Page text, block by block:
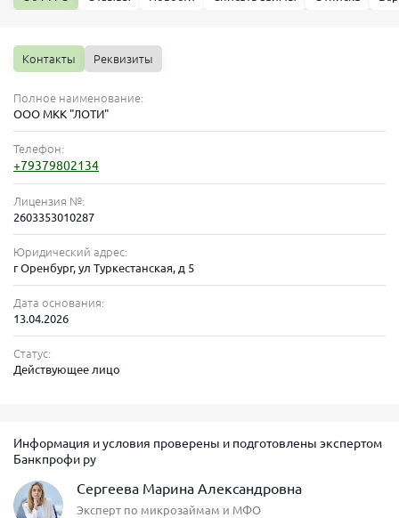
Контакты Реквизиты
Полное наименование:
ООО МКК "ЛОТИ"
Телефон:
+79379802134
Лицензия №:
2603353010287
Юридический адрес:
г Оренбург, ул Туркестанская, д 5
Дата основания:
13.04.2026
Статус:
Действующее лицо
Информация и условия проверены и подготовлены экспертом
Банкпрофи ру
Сергеева Марина Александровна
Эксперт по микрозаймам и МФО